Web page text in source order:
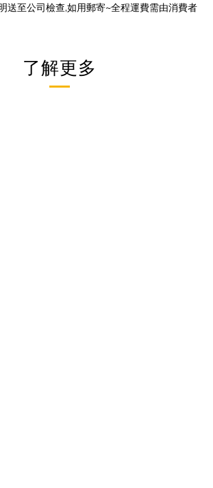
送至公司檢查,如用郵寄~全程運費需由消費者
了解更多